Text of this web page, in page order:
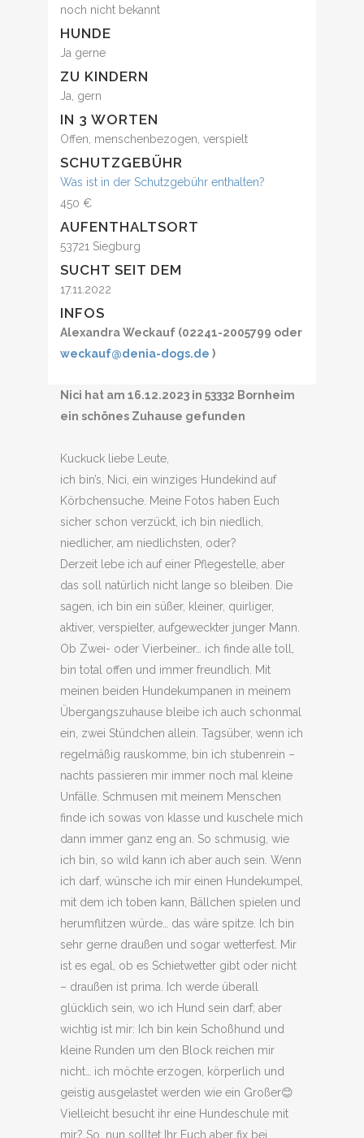
noch nicht bekannt
HUNDE
Ja gerne
ZU KINDERN
Ja, gern
IN 3 WORTEN
Offen, menschenbezogen, verspielt
SCHUTZGEBÜHR
Was ist in der Schutzgebühr enthalten?
450 €
AUFENTHALTSORT
53721 Siegburg
SUCHT SEIT DEM
17.11.2022
INFOS
Alexandra Weckauf (02241-2005799 oder
weckauf@denia-dogs.de )
Nici hat am 16.12.2023 in 53332 Bornheim
ein schönes Zuhause gefunden
Kuckuck liebe Leute,
ich bin’s, Nici, ein winziges Hundekind auf
Körbchensuche. Meine Fotos haben Euch
sicher schon verzückt, ich bin niedlich,
niedlicher, am niedlichsten, oder?
Derzeit lebe ich auf einer Pflegestelle, aber
das soll natürlich nicht lange so bleiben. Die
sagen, ich bin ein süßer, kleiner, quirliger,
aktiver, verspielter, aufgeweckter junger Mann.
Ob Zwei- oder Vierbeiner… ich finde alle toll,
bin total offen und immer freundlich. Mit
meinen beiden Hundekumpanen in meinem
Übergangszuhause bleibe ich auch schonmal
ein, zwei Stündchen allein. Tagsüber, wenn ich
regelmäßig rauskomme, bin ich stubenrein –
nachts passieren mir immer noch mal kleine
Unfälle. Schmusen mit meinem Menschen
finde ich sowas von klasse und kuschele mich
dann immer ganz eng an. So schmusig, wie
ich bin, so wild kann ich aber auch sein. Wenn
ich darf, wünsche ich mir einen Hundekumpel,
mit dem ich toben kann, Bällchen spielen und
herumflitzen würde… das wäre spitze. Ich bin
sehr gerne draußen und sogar wetterfest. Mir
ist es egal, ob es Schietwetter gibt oder nicht
– draußen ist prima. Ich werde überall
glücklich sein, wo ich Hund sein darf; aber
wichtig ist mir: Ich bin kein Schoßhund und
kleine Runden um den Block reichen mir
nicht… ich möchte erzogen, körperlich und
geistig ausgelastet werden wie ein Großer😊
Vielleicht besucht ihr eine Hundeschule mit
mir? So, nun solltet Ihr Euch aber fix bei